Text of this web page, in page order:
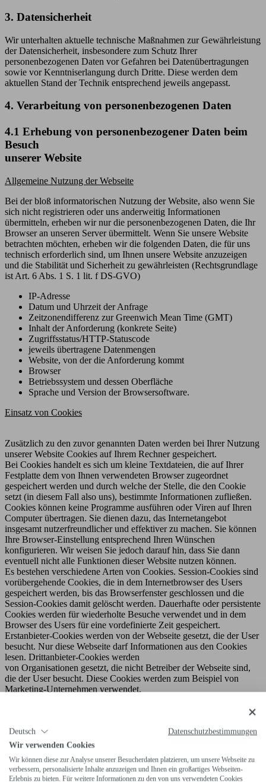
3. Datensicherheit
Wir unterhalten aktuelle technische Maßnahmen zur Gewährleistung
der Datensicherheit, insbesondere zum Schutz Ihrer
personenbezogenen Daten vor Gefahren bei Datenübertragungen
sowie vor Kenntniserlangung durch Dritte. Diese werden dem
aktuellen Stand der Technik entsprechend jeweils angepasst.
4. Verarbeitung von personenbezogenen Daten
4.1 Erhebung von personenbezogener Daten beim
Besuch
unserer Website
Allgemeine Nutzung der Webseite
Bei der bloß informatorischen Nutzung der Website, also wenn Sie
sich nicht registrieren oder uns anderweitig Informationen
übermitteln, erheben wir nur die personenbezogenen Daten, die Ihr
Browser an unseren Server übermittelt. Wenn Sie unsere Website
betrachten möchten, erheben wir die folgenden Daten, die für uns
technisch erforderlich sind, um Ihnen unsere Website anzuzeigen
und die Stabilität und Sicherheit zu gewährleisten (Rechtsgrundlage
ist Art. 6 Abs. 1 S. 1 lit. f DS-GVO)
IP-Adresse
Datum und Uhrzeit der Anfrage
Zeitzonendifferenz zur Greenwich Mean Time (GMT)
Inhalt der Anforderung (konkrete Seite)
Zugriffsstatus/HTTP-Statuscode
jeweils übertragene Datenmengen
Website, von der die Anforderung kommt
Browser
Betriebssystem und dessen Oberfläche
Sprache und Version der Browsersoftware.
Einsatz von Cookies
Zusätzlich zu den zuvor genannten Daten werden bei Ihrer Nutzung
unserer Website Cookies auf Ihrem Rechner gespeichert.
Bei Cookies handelt es sich um kleine Textdateien, die auf Ihrer
Festplatte dem von Ihnen verwendeten Browser zugeordnet
gespeichert werden und durch welche der Stelle, die den Cookie
setzt (in diesem Fall also uns), bestimmte Informationen zufließen.
Cookies können keine Programme ausführen oder Viren auf Ihren
Computer übertragen. Sie dienen dazu, das Internetangebot
insgesamt nutzerfreundlicher und effektiver zu machen. Sie können
Ihre Browser-Einstellung entsprechend Ihren Wünschen
konfigurieren. Wir weisen Sie jedoch darauf hin, dass Sie dann
eventuell nicht alle Funktionen dieser Website nutzen können.
Es bestehen verschiedene Arten von Cookies. Session-Cookies sind
vorübergehende Cookies, die in dem Internetbrowser des Users
gespeichert werden, bis das Browserfenster geschlossen und die
Session-Cookies damit gelöscht werden. Dauerhafte oder persistente
Cookies werden für wiederholte Besuche verwendet und in dem
Browser des Users für eine vordefinierte Zeit gespeichert.
Erstanbieter-Cookies werden von der Webseite gesetzt, die der User
besucht. Nur diese Webseite darf Informationen aus den Cookies
lesen. Drittanbieter-Cookies werden
von Organisationen gesetzt, die nicht Betreiber der Webseite sind,
die der User besucht. Diese Cookies werden zum Beispiel von
Marketing-Unternehmen verwendet.
PHPSESSID: Erstanbieter-Session-Cookie zum Zweck der
Identifizierung der aktuellen Sitzung des Nutzers
Deutsch
Datenschutzbestimmungen
Wir verwenden Cookies
Wir können diese zur Analyse unserer Besucherdaten platzieren, um unsere Webseite zu
verbessern, personalisierte Inhalte anzuzeigen und Ihnen ein großartiges Webseiten-
Erlebnis zu bieten. Für weitere Informationen zu den von uns verwendeten Cookies